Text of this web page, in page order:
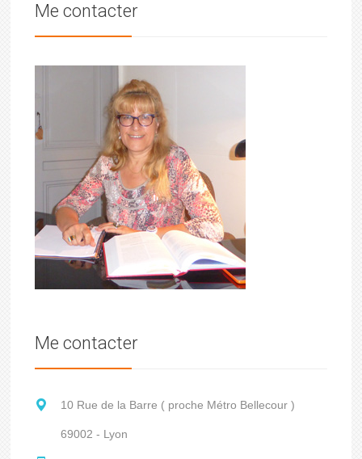
Me contacter
Me contacter
10 Rue de la Barre ( proche Métro Bellecour )
69002 - Lyon